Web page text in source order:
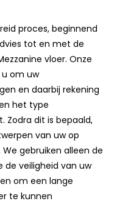
proces, beginnend
tot en met de
vloer. Onze
om uw
en daarbij rekening
het type
Zodra dit is bepaald,
van uw op
gebruiken alleen de
veiligheid van uw
om een lange
te kunnen